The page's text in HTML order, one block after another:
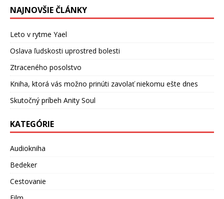
NAJNOVŠIE ČLÁNKY
Leto v rytme Yael
Oslava ľudskosti uprostred bolesti
Ztraceného posolstvo
Kniha, ktorá vás možno prinúti zavolať niekomu ešte dnes
Skutočný príbeh Anity Soul
KATEGÓRIE
Audiokniha
Bedeker
Cestovanie